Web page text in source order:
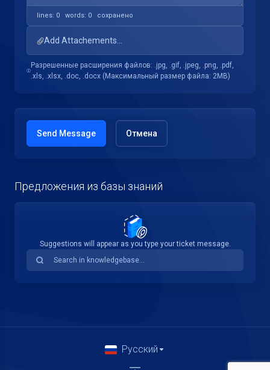
Предложения из базы знаний
Suggestions will appear as you type your ticket message.
lines: 0 words: 0 сохранено
Add Attachements...
Разрешенные расширения файлов: .jpg, .gif, .jpeg, .png, .pdf,
.xls, .xlsx, .doc, .docx (Максимальный размер файла: 2MB)
Отмена
Русский